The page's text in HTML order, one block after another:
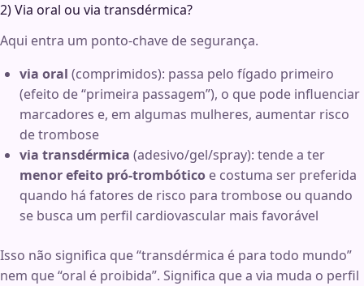
2) Via oral ou via transdérmica?
Aqui entra um ponto-chave de segurança.
via oral (comprimidos): passa pelo fígado primeiro
(efeito de “primeira passagem”), o que pode influenciar
marcadores e, em algumas mulheres, aumentar risco
de trombose
via transdérmica (adesivo/gel/spray): tende a ter
menor efeito pró-trombótico e costuma ser preferida
quando há fatores de risco para trombose ou quando
se busca um perfil cardiovascular mais favorável
Isso não significa que “transdérmica é para todo mundo”
nem que “oral é proibida”. Significa que a via muda o perfil